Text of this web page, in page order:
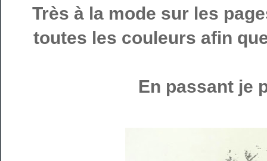
Très à la mode sur les
toutes les couleurs afin
En passant je